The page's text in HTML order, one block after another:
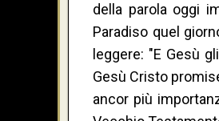
della parola oggi
Paradiso quel
leggere: "E Gesù
Gesù Cristo
ancor più